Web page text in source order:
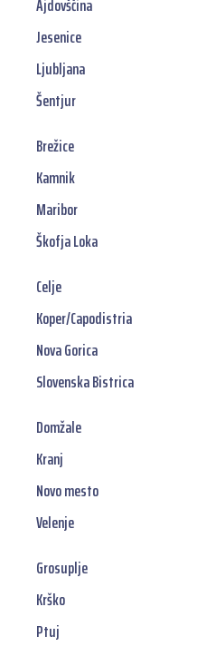
Ajdovščina
Jesenice
Ljubljana
Šentjur
Brežice
Kamnik
Maribor
Škofja Loka
Celje
Koper/Capodistria
Nova Gorica
Slovenska Bistrica
Domžale
Kranj
Novo mesto
Velenje
Grosuplje
Krško
Ptuj